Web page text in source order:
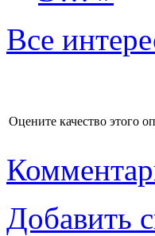
Все
Оцените качество этого
Добавить